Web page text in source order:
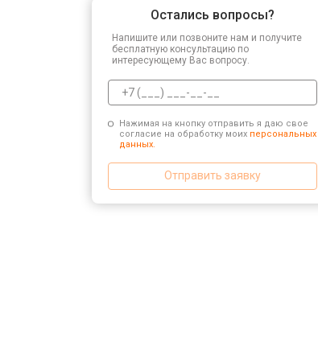
Остались вопросы?
Напишите или позвоните нам и получите
бесплатную консультацию по
интересующему Вас вопросу.
Нажимая на кнопку отправить я даю свое
согласие на обработку моих персональных
данных.
Отправить заявку